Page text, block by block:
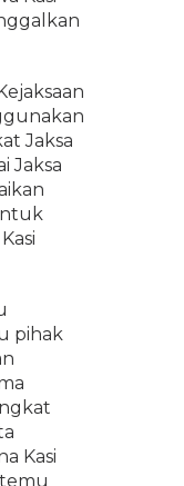
Jaksa
Jaksa
pihak
Kasi